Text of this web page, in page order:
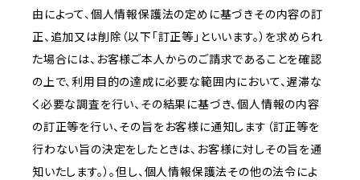
由によって、個人情報保護法の定めに基づきその内容の訂
正、追加又は削除（以下「訂正等」といいます。）を求められ
た場合には、お客様ご本人からのご請求であることを確認
の上で、利用目的の達成に必要な範囲内において、遅滞な
く必要な調査を行い、その結果に基づき、個人情報の内容
の訂正等を行い、その旨をお客様に通知します（訂正等を
行わない旨の決定をしたときは、お客様に対しその旨を通
知いたします。）。但し、個人情報保護法その他の法令によ